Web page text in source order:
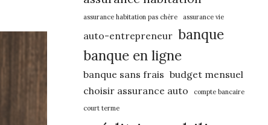
assurance habitation pas chère assurance vie
auto-entrepreneur banque
banque en ligne
banque sans frais budget mensuel
choisir assurance auto
compte bancaire
court terme